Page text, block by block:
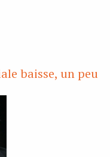
baisse, un peu